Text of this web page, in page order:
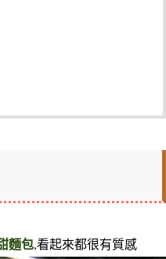
麵包,看起來都很有質感